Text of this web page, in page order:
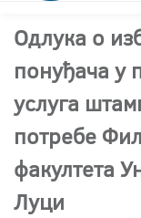
Одлука о
понуђача у
услуга
потребе
факултета
Луци